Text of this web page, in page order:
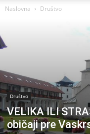
Naslovna Društvo
Društvo
VELIKA ILI
običaji pre